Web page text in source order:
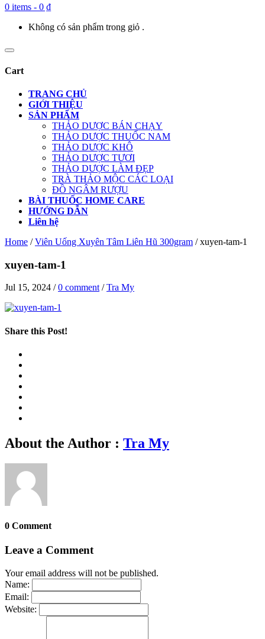
0 items - 0 ₫
Không có sản phẩm trong giỏ .
Cart
TRANG CHỦ
GIỚI THIỆU
SẢN PHẨM
THẢO DƯỢC BÁN CHẠY
THẢO DƯỢC THUỐC NAM
THẢO DƯỢC KHÔ
THẢO DƯỢC TƯƠI
THẢO DƯỢC LÀM ĐẸP
TRÀ THẢO MỘC CÁC LOẠI
ĐỒ NGÂM RƯỢU
BÀI THUỐC HOME CARE
HƯỚNG DẪN
Liên hệ
Home / Viên Uống Xuyên Tâm Liên Hũ 300gram / xuyen-tam-1
xuyen-tam-1
Jul 15, 2024 /0 comment /Tra My
Share this Post!
About the Author : Tra My
0 Comment
Leave a Comment
Your email address will not be published.
Name:
Email:
Website: